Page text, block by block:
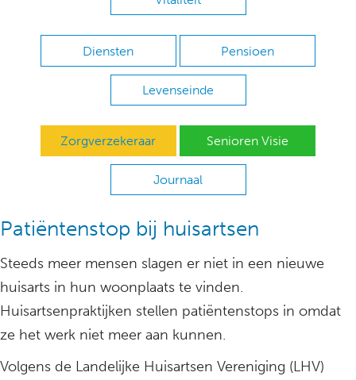
Diensten Pensioen
Levenseinde
Zorgverzekeraar Senioren Visie
Journaal
Patiëntenstop bij huisartsen
Steeds meer mensen slagen er niet in een nieuwe
huisarts in hun woonplaats te vinden.
Huisartsenpraktijken stellen patiëntenstops in omdat
ze het werk niet meer aan kunnen.
Volgens de Landelijke Huisartsen Vereniging (LHV)